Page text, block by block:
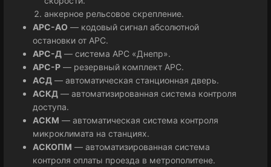
анкерное рельсовое скрепление.
АРС-АО — кодовый сигнал абсолютной
остановки от АРС.
АРС-Д — система АРС «Днепр».
АРС-Р — резервный комплект АРС.
АСД — автоматическая станционная дверь.
АСКД — автоматизированная система контроля
доступа.
АСКМ — автоматическая система контроля
микроклимата на станциях.
АСКОПМ — автоматизированная система
контроля оплаты проезда в метрополитене.